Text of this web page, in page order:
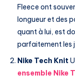
Fleece ont
longueur et des
quant à lui, est
parfaitement les
Nike Tech Knit
ensemble Nike